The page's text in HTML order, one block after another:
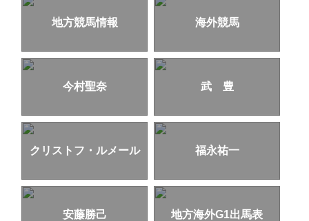
地方競馬情報 海外競馬
今村聖奈 武 豊
クリストフ・ルメール 福永祐一
安藤勝己 地方海外G1出馬表